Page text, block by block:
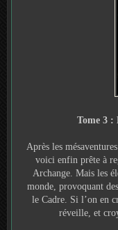
Tome 3 :
Après les
voici enfin prête à
Archange. Mais les
monde, provoquant
le Cadre. Si l’on en
réveille, et